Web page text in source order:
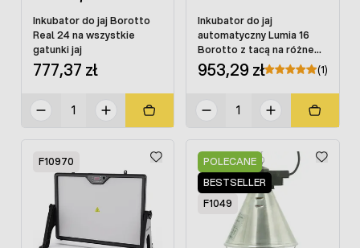
Inkubator do jaj Borotto
Real 24 na wszystkie
gatunki jaj
777,37 zł
Inkubator do jaj
automatyczny Lumia 16
Borotto z tacą na różne
jaja
953,29 zł (1)
F10970
POLECANE
BESTSELLER
F1049